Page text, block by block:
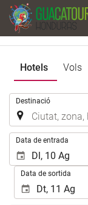
Hotels Vols
Destinació
Data de entrada
Data de sortida